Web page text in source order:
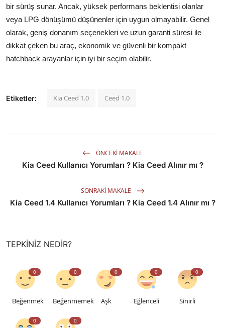
bir sürüş sunar. Ancak, yüksek performans beklentisi olanlar
veya LPG dönüşümü düşünenler için uygun olmayabilir. Genel
olarak, geniş donanım seçenekleri ve uzun garanti süresi ile
dikkat çeken bu araç, ekonomik ve güvenli bir kompakt
hatchback arayanlar için iyi bir seçim olabilir.
Etiketler: Kia Ceed 1.0 Ceed 1.0
ÖNCEKI MAKALE
Kia Ceed Kullanıcı Yorumları ? Kia Ceed Alınır mı ?
SONRAKI MAKALE
Kia Ceed 1.4 Kullanıcı Yorumları ? Kia Ceed 1.4 Alınır mı ?
TEPKINIZ NEDIR?
0
Beğenmek
0
Beğenmemek
0
Aşk
0
Eğlenceli
0
Sinirli
0 0